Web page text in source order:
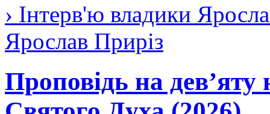
› Інтерв'ю владики
Ярослав Приріз
Проповідь на дев’яту